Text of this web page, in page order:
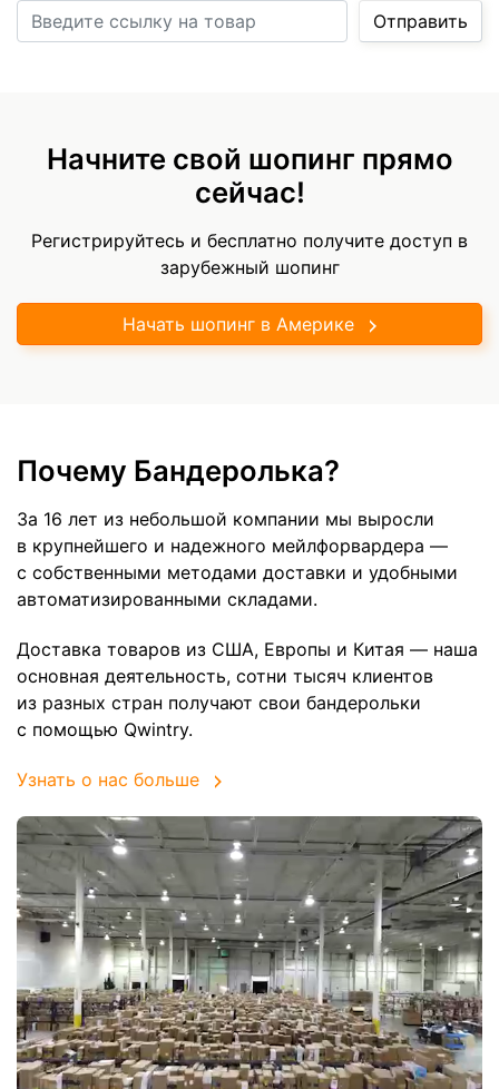
Ссылка на товар
Отправить
Начните свой шопинг прямо
сейчас!
Регистрируйтесь и бесплатно получите доступ в
зарубежный шопинг
Начать шопинг в Америке
Почему Бандеролька?
За 16 лет из небольшой компании мы выросли
в крупнейшего и надежного мейлфорвардера —
с собственными методами доставки и удобными
автоматизированными складами.
Доставка товаров из США, Европы и Китая — наша
основная деятельность, сотни тысяч клиентов
из разных стран получают свои бандерольки
с помощью Qwintry.
Узнать о нас больше